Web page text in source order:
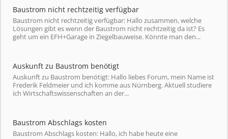
Baustrom nicht rechtzeitig verfügbar
Baustrom nicht rechtzeitig verfügbar: Hallo zusammen, welche
Lösungen gibt es wenn der Baustrom nicht rechtzeitig da ist? Es
geht um ein EFH+Garage in Ziegelbauweise. Könnte man den...
Auskunft zu Baustrom benötigt
Auskunft zu Baustrom benötigt: Hallo liebes Forum, mein Name ist
Frederik Feldmeier und ich komme aus Nürnberg. Aktuell studiere
ich Wirtschaftswissenschaften an der...
Baustrom Abschlags kosten
Baustrom Abschlags kosten: Hallo, ich habe heute eine